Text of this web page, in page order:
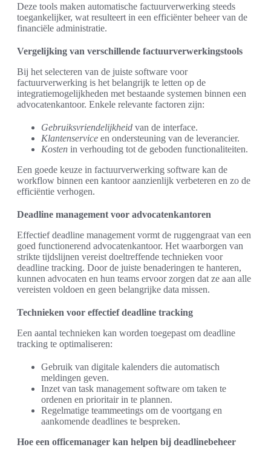
Deze tools maken automatische factuurverwerking steeds
toegankelijker, wat resulteert in een efficiënter beheer van de
financiële administratie.
Vergelijking van verschillende factuurverwerkingstools
Bij het selecteren van de juiste software voor
factuurverwerking is het belangrijk te letten op de
integratiemogelijkheden met bestaande systemen binnen een
advocatenkantoor. Enkele relevante factoren zijn:
Gebruiksvriendelijkheid van de interface.
Klantenservice en ondersteuning van de leverancier.
Kosten in verhouding tot de geboden functionaliteiten.
Een goede keuze in factuurverwerking software kan de
workflow binnen een kantoor aanzienlijk verbeteren en zo de
efficiëntie verhogen.
Deadline management voor advocatenkantoren
Effectief deadline management vormt de ruggengraat van een
goed functionerend advocatenkantoor. Het waarborgen van
strikte tijdslijnen vereist doeltreffende technieken voor
deadline tracking. Door de juiste benaderingen te hanteren,
kunnen advocaten en hun teams ervoor zorgen dat ze aan alle
vereisten voldoen en geen belangrijke data missen.
Technieken voor effectief deadline tracking
Een aantal technieken kan worden toegepast om deadline
tracking te optimaliseren:
Gebruik van digitale kalenders die automatisch
meldingen geven.
Inzet van task management software om taken te
ordenen en prioritair in te plannen.
Regelmatige teammeetings om de voortgang en
aankomende deadlines te bespreken.
Hoe een officemanager kan helpen bij deadlinebeheer